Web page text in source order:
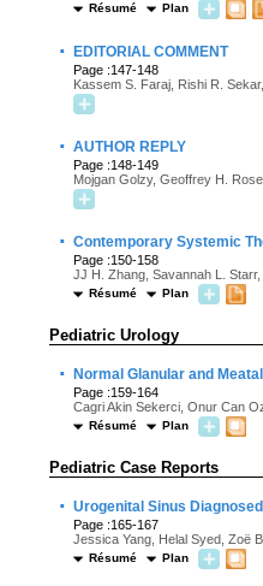
Résumé Plan
· EDITORIAL COMMENT
Page :147-148
Kassem S. Faraj, Rishi R.
· AUTHOR REPLY
Page :148-149
Mojgan Golzy, Geoffrey H.
· Contemporary Systemic
Page :150-158
JJ H. Zhang, Savannah L.
Résumé Plan
Pediatric Urology
· Normal Glanular and
Page :159-164
Cagri Akin Sekerci, Onur Can
Résumé Plan
Pediatric Case Reports
· Urogenital Sinus
Page :165-167
Jessica Yang, Helal Syed, Zoë
Résumé Plan